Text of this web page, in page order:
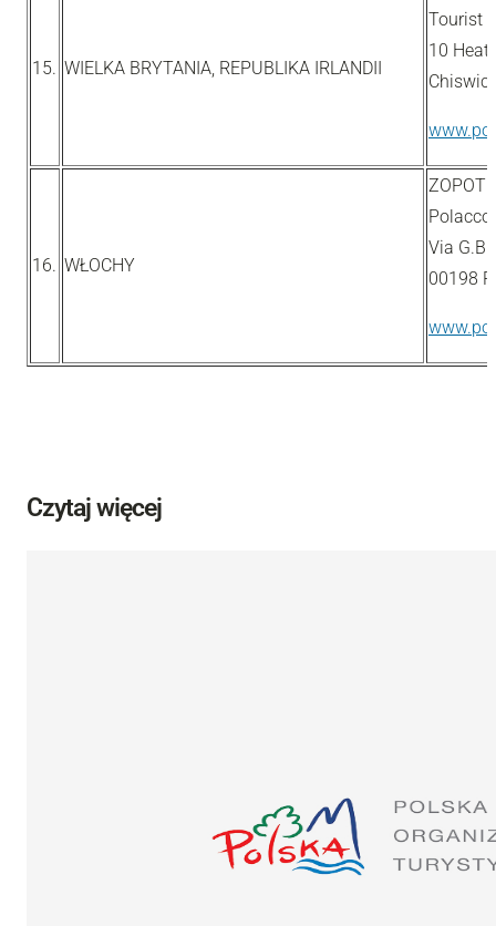
15. WIELKA BRYTANIA, REPUBLIKA IRLANDII
Tourist
10
16. WŁOCHY
ZOPOT
Polacco
Via
00198
Czytaj więcej